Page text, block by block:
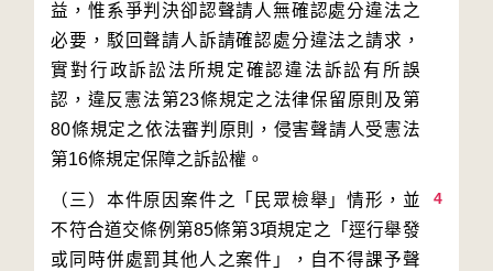
益，惟系爭判決卻認聲請人無確認處分違法之
必要，駁回聲請人訴請確認處分違法之請求，
實對行政訴訟法所規定確認違法訴訟有所誤
認，違反憲法第23條規定之法律保留原則及第
80條規定之依法審判原則，侵害聲請人受憲法
4
（三）本件原因案件之「民眾檢舉」情形，並
不符合道交條例第85條第3項規定之「逕行舉發
或同時併處罰其他人之案件」，自不得課予聲